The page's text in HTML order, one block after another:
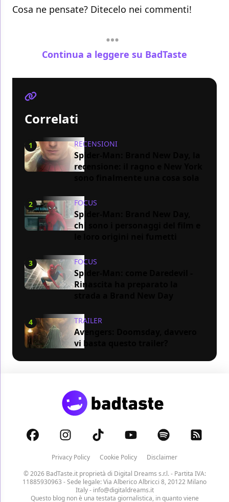
Cosa ne pensate? Ditecelo nei commenti!
Continua a leggere su BadTaste
Correlati
1 RECENSIONI
Spider-Man: Brand New Day, la
recensione: il ragno e New York
2 FOCUS
Spider-Man: Brand New Day,
chi sono i personaggi del film e
3 FOCUS
Spider-Man: come Daredevil -
Rinascita ha preparato la
4 TRAILER
Avengers: Doomsday, davvero
vi basta questo trailer?
Privacy Policy Cookie Policy
Disclaimer
© 2026 BadTaste.it proprietà di Digital Dreams s.r.l.- Partita IVA:
11885930963 - Sede legale: Via Alberico Albricci 8, 20122 Milano
Italy - info@digitaldreams.it
Questo blog non è una testata giornalistica, in quanto viene